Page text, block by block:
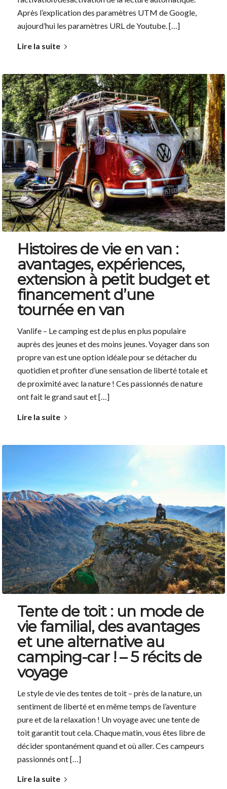
Après l’explication des paramètres UTM de Google,
aujourd’hui les paramètres URL de Youtube. […]
Lire la suite
Histoires de vie en van :
avantages, expériences,
extension à petit budget et
financement d’une
tournée en van
Vanlife – Le camping est de plus en plus populaire
auprès des jeunes et des moins jeunes. Voyager dans son
propre van est une option idéale pour se détacher du
quotidien et profiter d’une sensation de liberté totale et
de proximité avec la nature ! Ces passionnés de nature
ont fait le grand saut et […]
Lire la suite
Tente de toit : un mode de
vie familial, des avantages
et une alternative au
camping-car ! – 5 récits de
voyage
Le style de vie des tentes de toit – près de la nature, un
sentiment de liberté et en même temps de l’aventure
pure et de la relaxation ! Un voyage avec une tente de
toit garantit tout cela. Chaque matin, vous êtes libre de
décider spontanément quand et où aller. Ces campeurs
passionnés ont […]
Lire la suite